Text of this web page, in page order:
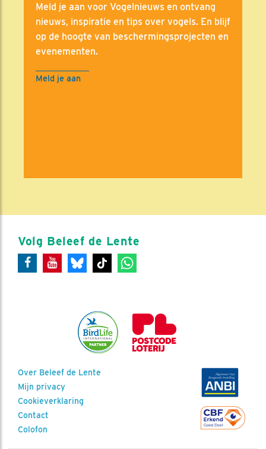
Meld je aan voor Vogelnieuws en ontvang
nieuws, inspiratie en tips over vogels. En blijf
op de hoogte van beschermingsprojecten en
evenementen.
Meld je aan
Volg Beleef de Lente
Over Beleef de Lente
Mijn privacy
Cookieverklaring
Contact
Colofon